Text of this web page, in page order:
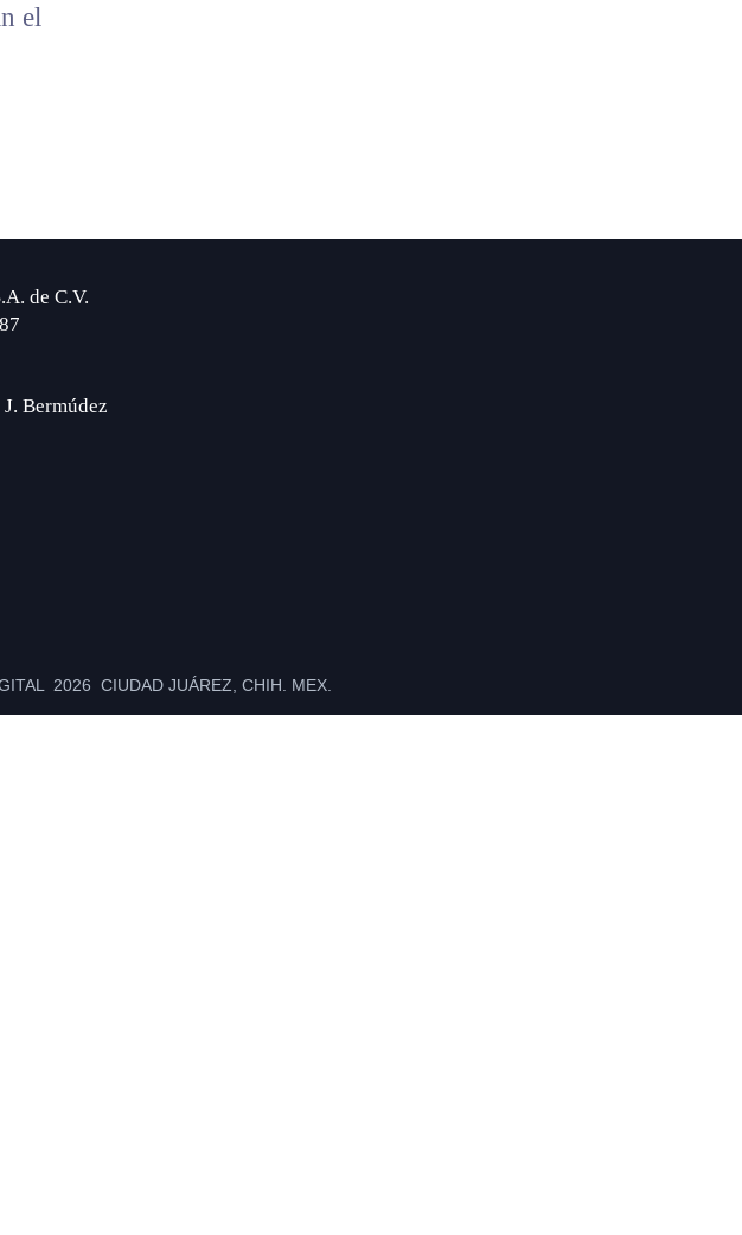
el
de C.V.
Bermúdez
2026 CIUDAD JUÁREZ, CHIH. MEX.